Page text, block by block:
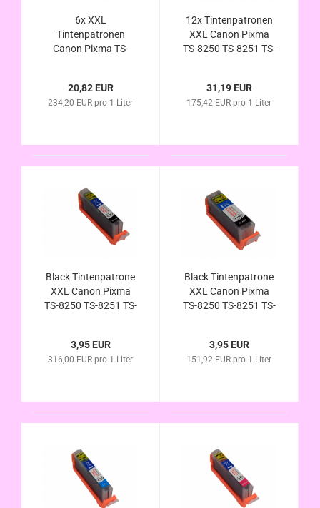
6x XXL
Tintenpatronen
Canon Pixma TS-
9155 - PGI-580 CLI-
581 kompatibel
20,82 EUR
234,20 EUR pro 1 Liter
12x Tintenpatronen
XXL Canon Pixma
TS-8250 TS-8251 TS-
581 kompatibel
Vorteilspack
31,19 EUR
175,42 EUR pro 1 Liter
Black Tintenpatrone
XXL Canon Pixma
TS-8250 TS-8251 TS-
kompatibel
3,95 EUR
316,00 EUR pro 1 Liter
Black Tintenpatrone
XXL Canon Pixma
TS-8250 TS-8251 TS-
XL kompatibel
3,95 EUR
151,92 EUR pro 1 Liter